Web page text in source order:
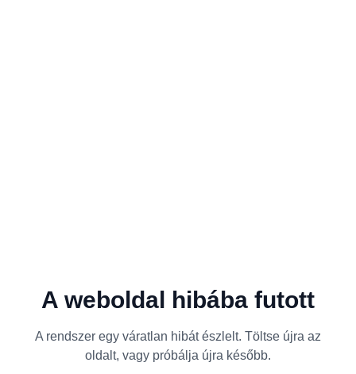
A weboldal hibába futott
A rendszer egy váratlan hibát észlelt. Töltse újra az
oldalt, vagy próbálja újra később.